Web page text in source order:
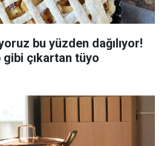
bu yüzden dağılıyor!
gibi çıkartan tüyo